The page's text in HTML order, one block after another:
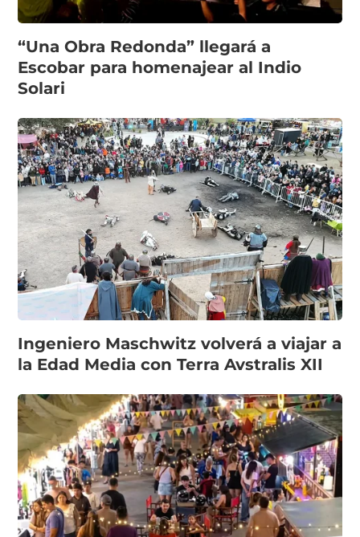
“Una Obra Redonda” llegará a
Escobar para homenajear al Indio
Solari
Ingeniero Maschwitz volverá a viajar a
la Edad Media con Terra Avstralis XII